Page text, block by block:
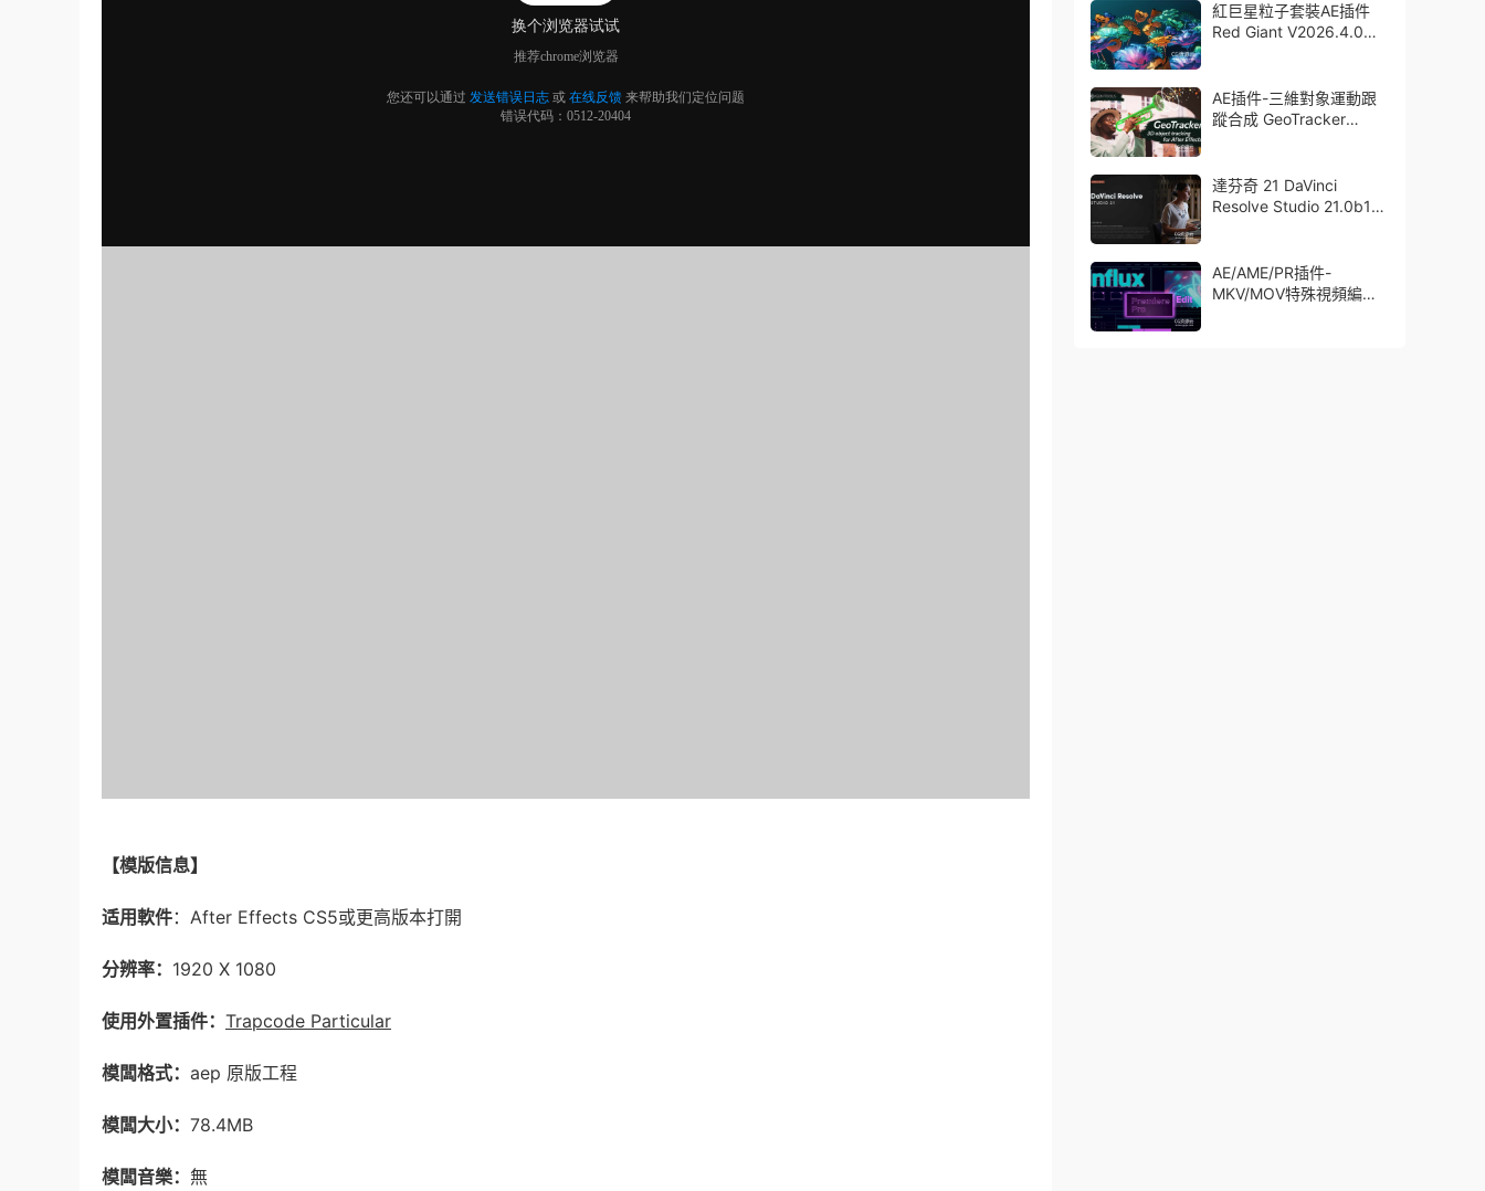
【模版信息】
适用軟件：After Effects CS5或更高版本打開
分辨率： 1920 X 1080
使用外置插件： Trapcode Particular
模闆格式： aep 原版工程
模闆大小： 78.4MB
模闆音樂： 無
紅巨星粒子套裝AE插件
Red Giant V2026.4.0
Bullet + VFX Suit
AE插件-三維對象運動跟
蹤合成 GeoTracker
達芬奇 21 DaVinci
Resolve Studio 21.0b1
AE/AME/PR插件-
MKV/MOV特殊視頻編碼